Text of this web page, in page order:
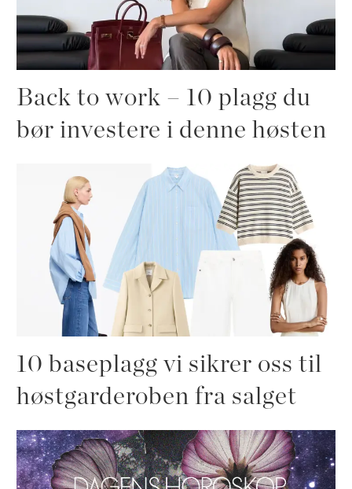
Back to work – 10 plagg du
bør investere i denne høsten
10 baseplagg vi sikrer oss til
høstgarderoben fra salget